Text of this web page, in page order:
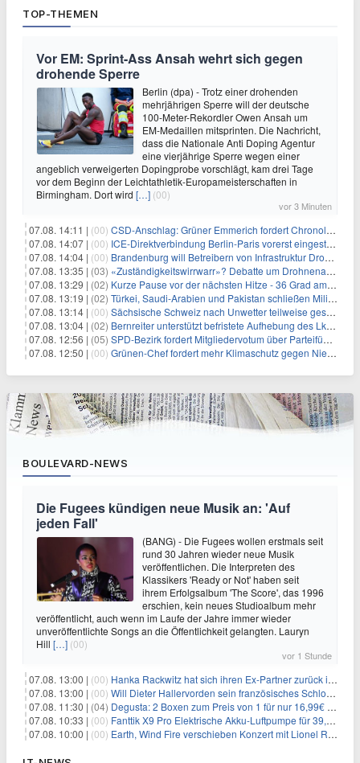
TOP-THEMEN
Vor EM: Sprint-Ass Ansah wehrt sich gegen
drohende Sperre
Berlin (dpa) - Trotz einer drohenden
mehrjährigen Sperre will der deutsche
100-Meter-Rekordler Owen Ansah um
EM-Medaillen mitsprinten. Die Nachricht,
dass die Nationale Anti Doping Agentur
eine vierjährige Sperre wegen einer
angeblich verweigerten Dopingprobe vorschlägt, kam drei Tage
vor dem Beginn der Leichtathletik-Europameisterschaften in
Birmingham. Dort wird […] (00)
vor 3 Minuten
07.08. 14:11 | (00) CSD-Anschlag: Grüner Emmerich fordert Chronologie von Dobrindt
07.08. 14:07 | (00) ICE-Direktverbindung Berlin-Paris vorerst eingestellt
07.08. 14:04 | (00) Brandenburg will Betreibern von Infrastruktur Drohnenabwehr erlauben
07.08. 13:35 | (03) «Zuständigkeitswirrwarr»? Debatte um Drohnenabwehr entbrannt
07.08. 13:29 | (02) Kurze Pause vor der nächsten Hitze - 36 Grad am Wochenende
07.08. 13:19 | (02) Türkei, Saudi-Arabien und Pakistan schließen Militärpakt
07.08. 13:14 | (00) Sächsische Schweiz nach Unwetter teilweise gesperrt
07.08. 13:04 | (02) Bernreiter unterstützt befristete Aufhebung des Lkw-Fahrverbots
07.08. 12:56 | (05) SPD-Bezirk fordert Mitgliedervotum über Parteiführung
07.08. 12:50 | (00) Grünen-Chef fordert mehr Klimaschutz gegen Niedrigwasser
BOULEVARD-NEWS
Die Fugees kündigen neue Musik an: 'Auf
jeden Fall'
(BANG) - Die Fugees wollen erstmals seit
rund 30 Jahren wieder neue Musik
veröffentlichen. Die Interpreten des
Klassikers 'Ready or Not' haben seit
ihrem Erfolgsalbum 'The Score', das 1996
erschien, kein neues Studioalbum mehr
veröffentlicht, auch wenn im Laufe der Jahre immer wieder
unveröffentlichte Songs an die Öffentlichkeit gelangten. Lauryn
Hill […] (00)
vor 1 Stunde
07.08. 13:00 | (00) Hanka Rackwitz hat sich ihren Ex-Partner zurück ins Haus geholt
07.08. 13:00 | (00) Will Dieter Hallervorden sein französisches Schloss verkaufen?
07.08. 11:30 | (04) Degusta: 2 Boxen zum Preis von 1 für nur 16,99€ inkl. Versand
07.08. 10:33 | (00) Fanttik X9 Pro Elektrische Akku-Luftpumpe für 39,99€
07.08. 10:00 | (00) Earth, Wind Fire verschieben Konzert mit Lionel Richie nach medizinischem Notfall